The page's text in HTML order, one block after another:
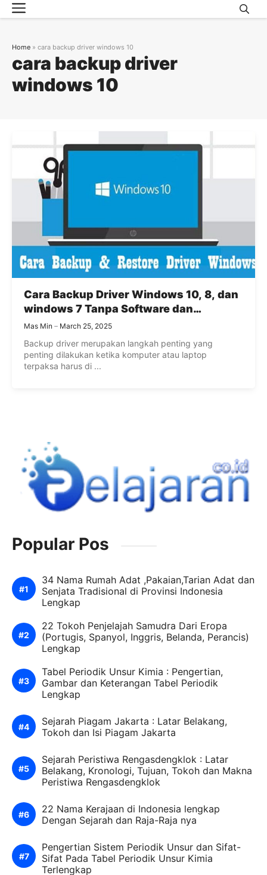
Skip
to
Menu
cara backup driver
windows 10
Home » cara backup driver windows 10
Cara Backup Driver Windows 10, 8, dan
windows 7 Tanpa Software dan
Software MUDAH
Mas Min March 25, 2025
Backup driver merupakan langkah penting yang
penting dilakukan ketika komputer atau laptop
terpaksa harus di ...
Popular Pos
34 Nama Rumah Adat ,Pakaian,Tarian Adat dan
Senjata Tradisional di Provinsi Indonesia
Lengkap
22 Tokoh Penjelajah Samudra Dari Eropa
(Portugis, Spanyol, Inggris, Belanda, Perancis)
Lengkap
Tabel Periodik Unsur Kimia : Pengertian,
Gambar dan Keterangan Tabel Periodik
Lengkap
Sejarah Piagam Jakarta : Latar Belakang,
Tokoh dan Isi Piagam Jakarta
Sejarah Peristiwa Rengasdengklok : Latar
Belakang, Kronologi, Tujuan, Tokoh dan Makna
Peristiwa Rengasdengklok
22 Nama Kerajaan di Indonesia lengkap
Dengan Sejarah dan Raja-Raja nya
Pengertian Sistem Periodik Unsur dan Sifat-
Sifat Pada Tabel Periodik Unsur Kimia
Terlengkap